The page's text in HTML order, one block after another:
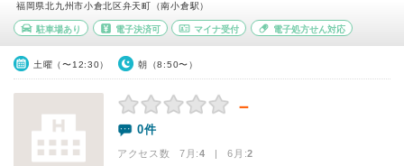
福岡県北九州市小倉北区弁天町（南小倉駅）
駐車場あり 電子決済可 マイナ受付 電子処方せん対応
土曜（〜12:30） 朝（8:50〜）
－
0件
アクセス数 7月:4 | 6月:2